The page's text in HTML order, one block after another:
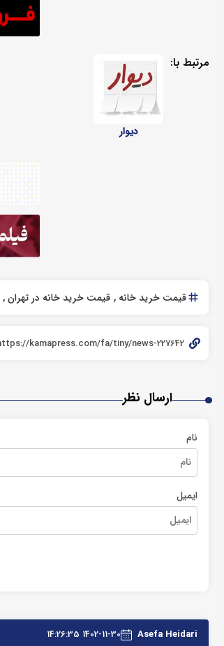
مرتبط با:
دیوار
قیمت خرید خانه قیمت خرید خانه در تهران
ارسال نظر
نام
ایمیل
Asefa Heidari
1402-11-30 14:26:35